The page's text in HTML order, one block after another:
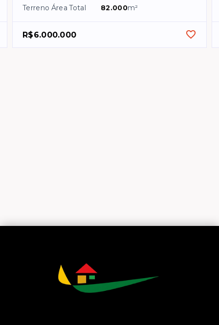
Terreno Área Total 82.000m²
R$6.000.000